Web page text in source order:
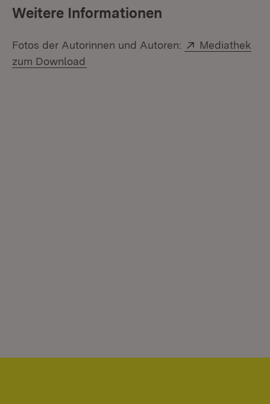
Weitere Informationen
Fotos der Autorinnen und Autoren: Extern:
Mediathek
zum Download